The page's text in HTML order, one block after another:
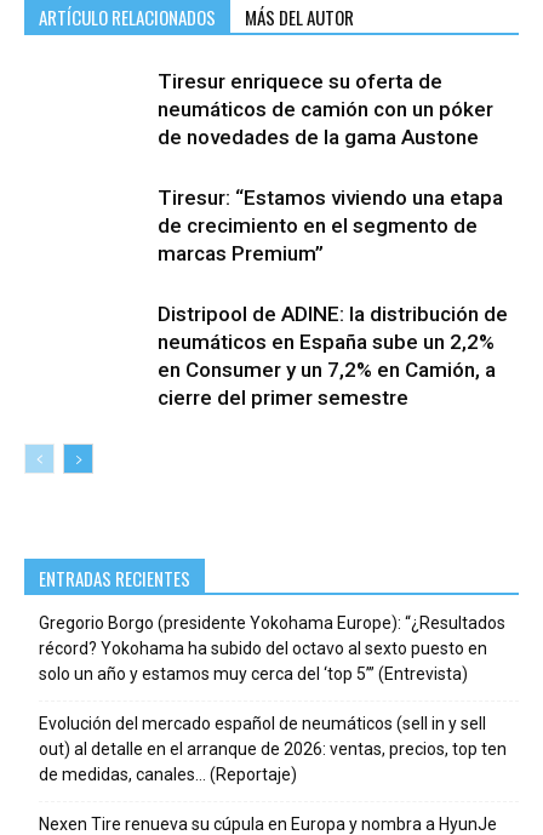
ARTÍCULO RELACIONADOS MÁS DEL AUTOR
Tiresur enriquece su oferta de
neumáticos de camión con un póker
de novedades de la gama Austone
Tiresur: “Estamos viviendo una etapa
de crecimiento en el segmento de
marcas Premium”
Distripool de ADINE: la distribución de
neumáticos en España sube un 2,2%
en Consumer y un 7,2% en Camión, a
cierre del primer semestre
ENTRADAS RECIENTES
Gregorio Borgo (presidente Yokohama Europe): “¿Resultados
récord? Yokohama ha subido del octavo al sexto puesto en
solo un año y estamos muy cerca del ‘top 5’” (Entrevista)
Evolución del mercado español de neumáticos (sell in y sell
out) al detalle en el arranque de 2026: ventas, precios, top ten
de medidas, canales… (Reportaje)
Nexen Tire renueva su cúpula en Europa y nombra a HyunJe